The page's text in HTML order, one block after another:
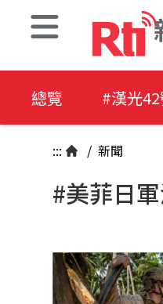
總覽 #漢光
::: / 新聞
#美菲日